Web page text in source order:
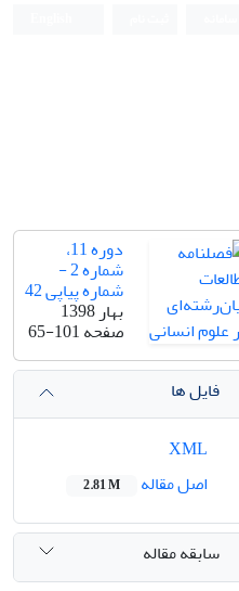
دوره 11،
شماره 2 -
شماره پیاپی 42
بهار 1398
صفحه65-101
فایل ها
اصل مقاله
2.81 M
سابقه مقاله